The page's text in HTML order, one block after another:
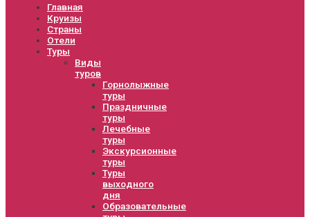
Главная
Круизы
Страны
Отели
Туры
Виды
туров
Горнолыжные
туры
Праздничные
туры
Лечебные
туры
Экскурсионные
туры
Туры
выходного
дня
Образовательные